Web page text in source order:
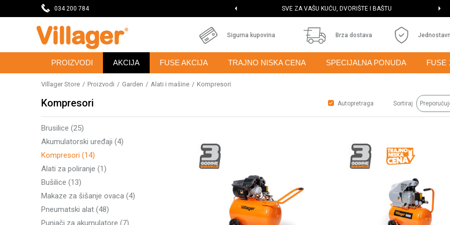
034 200 784DOBRODOŠLI NA VILLAGER ONLINE PRODAVNICU SVE ZA VAŠU KUĆU, DVORIŠTE I BAŠTU
Sigurna kupovina Brza dostava
PROIZVODI AKCIJA FUSE AKCIJA TRAJNO NISKA CENA SPECIJALNA PONUDA FUSE
Villager Store Proizvodi Garden Alati i mašine Kompresori
Kompresori Autopretraga Sortiraj
Brusilice (25)
Akumulatorski uređaji (4)
Kompresori (14)
Alati za poliranje (1)
Bušilice (13)
Makaze za šišanje ovaca (4)
Pneumatski alat (48)
Punjači za akumulatore (7)